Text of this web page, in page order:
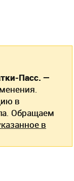
Пасс. —
в
Обращаем
в